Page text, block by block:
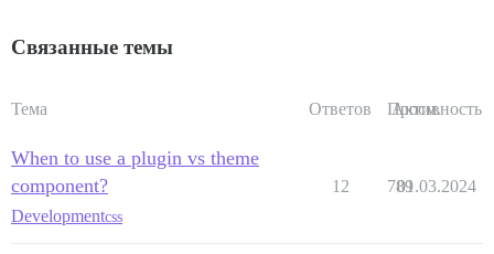
Связанные темы
Тема Ответов Просм.
Активность
When to use a plugin vs theme
component?
Developmentcss
12 789
01.03.2024